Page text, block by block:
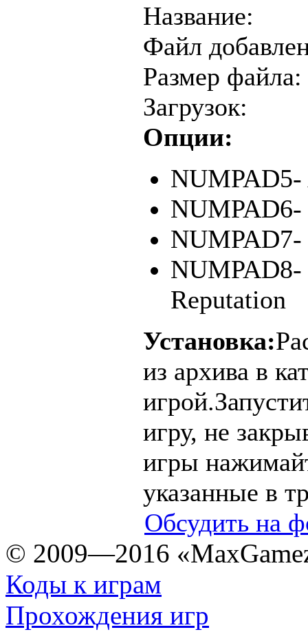
Название:
Файл
Размер файла:
Загрузок:
Опции:
NUMPAD8-
Reputation
Установка:
из архива в
игру, не
игры
указанные в
Обсудить на
© 2009—2016
Коды к играм
Прохождения игр